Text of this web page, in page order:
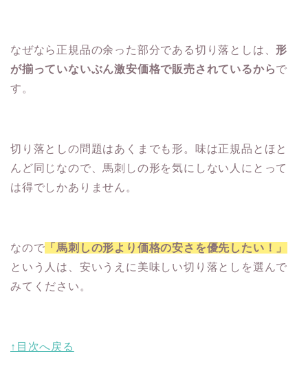
なぜなら正規品の余った部分である切り落としは、 形
が揃っていないぶん激安価格で販売されているからで
す。
切り落としの問題はあくまでも形。味は正規品とほと
んど同じなので、馬刺しの形を気にしない人にとって
は得でしかありません。
なので 「馬刺しの形より価格の安さを優先したい！」
という人は、安いうえに美味しい切り落としを選んで
みてください。
↑目次へ戻る